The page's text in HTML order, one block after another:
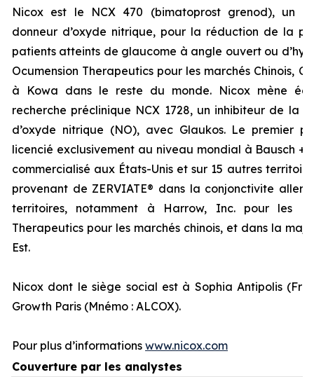
Nicox est le NCX 470 (bimatoprost grenod), un
donneur d’oxyde nitrique, pour la réduction de la
patients atteints de glaucome à angle ouvert ou
Ocumension Therapeutics pour les marchés Chinois,
à Kowa dans le reste du monde. Nicox mène
recherche préclinique NCX 1728, un inhibiteur de la
d’oxyde nitrique (NO), avec Glaukos. Le premier
licencié exclusivement au niveau mondial à Bausch +
commercialisé aux États-Unis et sur 15 autres
provenant de ZERVIATE® dans la conjonctivite
territoires, notamment à Harrow, Inc. pour les
Therapeutics pour les marchés chinois, et dans la
Est.
Nicox dont le siège social est à Sophia Antipolis
Growth Paris (Mnémo : ALCOX).
Pour plus d’informations www.nicox.com
Couverture par les analystes